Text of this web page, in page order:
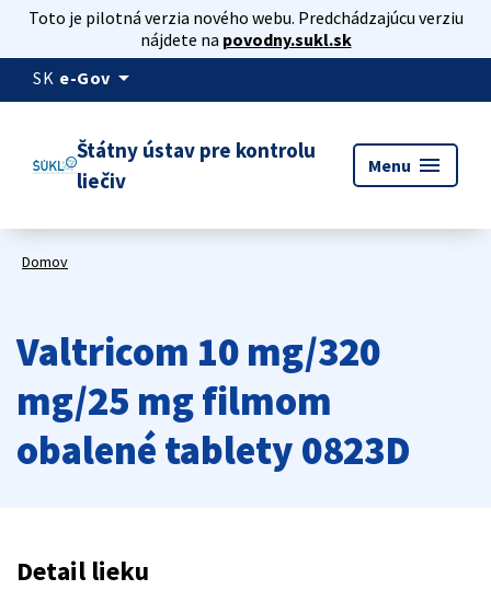
Toto je pilotná verzia nového webu. Predchádzajúcu verziu
nájdete na povodny.sukl.sk
SK e-Gov arrow_drop_down
Štátny ústav pre kontrolu
liečiv
Menu menu
Domov
Valtricom 10 mg/320
mg/25 mg filmom
obalené tablety 0823D
Detail lieku